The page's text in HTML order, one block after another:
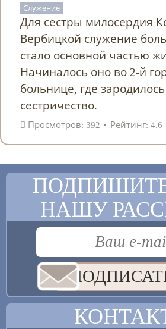
Служение
Для сестры милосердия
Вербицкой служение
стало основной частью
Начиналось оно во 2-й
больнице, где
сестричество.
Просмотров: 392 Рейтинг: 4.6
НАШУ